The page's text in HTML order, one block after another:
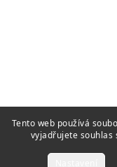
Tento web používá
vyjadřujete